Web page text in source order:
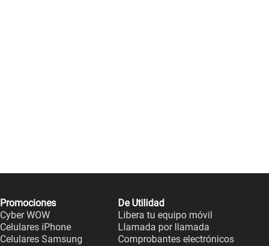
Promociones
Cyber WOW
Celulares iPhone
Celulares Samsung
De Utilidad
Libera tu equipo móvil
Llamada por llamada
Comprobantes electrónicos